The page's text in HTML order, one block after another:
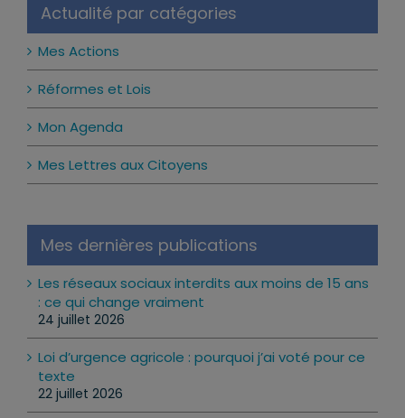
Actualité par catégories
Mes Actions
Réformes et Lois
Mon Agenda
Mes Lettres aux Citoyens
Mes dernières publications
Les réseaux sociaux interdits aux moins de 15 ans
: ce qui change vraiment
24 juillet 2026
Loi d’urgence agricole : pourquoi j’ai voté pour ce
texte
22 juillet 2026